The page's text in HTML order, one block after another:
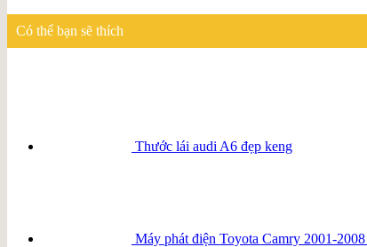
Có thể bạn sẽ thích
Thước lái audi A6 đẹp keng
Máy phát điện Toyota Camry 2001-